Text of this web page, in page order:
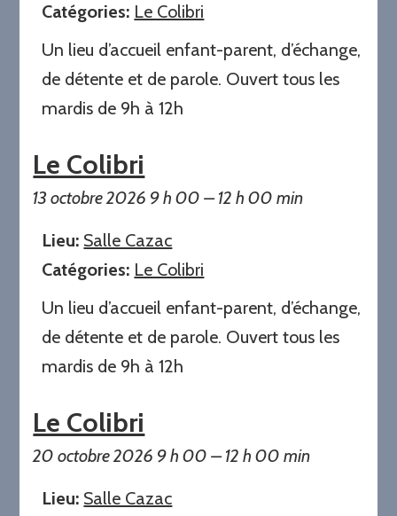
Catégories: Le Colibri
Un lieu d’accueil enfant-parent, d’échange,
de détente et de parole. Ouvert tous les
mardis de 9h à 12h
Le Colibri
13 octobre 2026 9 h 00 –12 h 00 min
Lieu: Salle Cazac
Catégories: Le Colibri
Un lieu d’accueil enfant-parent, d’échange,
de détente et de parole. Ouvert tous les
mardis de 9h à 12h
Le Colibri
20 octobre 2026 9 h 00 –12 h 00 min
Lieu: Salle Cazac